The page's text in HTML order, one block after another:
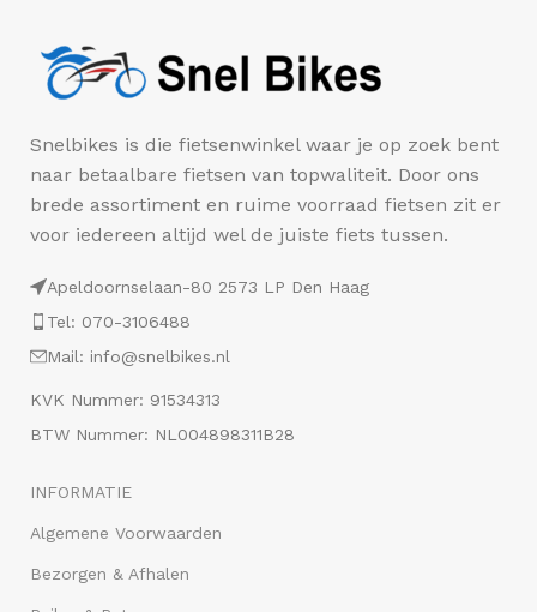
Snelbikes is die fietsenwinkel waar je op zoek bent
naar betaalbare fietsen van topwaliteit. Door ons
brede assortiment en ruime voorraad fietsen zit er
voor iedereen altijd wel de juiste fiets tussen.
Apeldoornselaan-80 2573 LP Den Haag
Tel: 070-3106488
Mail: info@snelbikes.nl
KVK Nummer: 91534313
BTW Nummer: NL004898311B28
INFORMATIE
Algemene Voorwaarden
Bezorgen & Afhalen